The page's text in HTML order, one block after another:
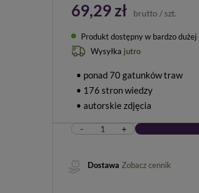
69,29 zł brutto / szt.
Produkt dostępny w bardzo dużej
Wysyłka jutro
• ponad 70 gatunków traw
• 176 stron wiedzy
• autorskie zdjęcia
- +
Dostawa Zobacz cennik